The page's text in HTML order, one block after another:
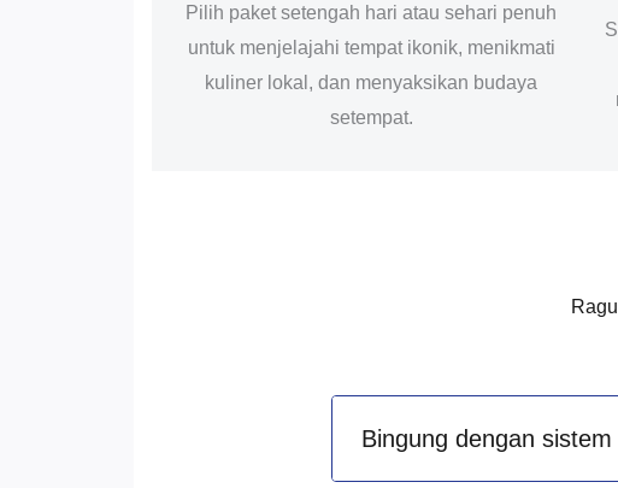
Pilih paket setengah hari atau sehari penuh
untuk menjelajahi tempat ikonik, menikmati
kuliner lokal, dan menyaksikan budaya
setempat.
Bingung dengan